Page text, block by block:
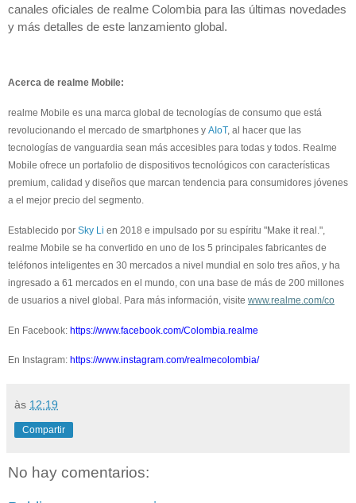
canales oficiales de realme Colombia para las últimas novedades
y más detalles de este lanzamiento global.
Acerca de realme Mobile:
realme Mobile es una marca global de tecnologías de consumo que está
revolucionando el mercado de smartphones y AIoT, al hacer que las
tecnologías de vanguardia sean más accesibles para todas y todos. Realme
Mobile ofrece un portafolio de dispositivos tecnológicos con características
premium, calidad y diseños que marcan tendencia para consumidores jóvenes
a el mejor precio del segmento.
Establecido por Sky Li en 2018 e impulsado por su espíritu "Make it real.",
realme Mobile se ha convertido en uno de los 5 principales fabricantes de
teléfonos inteligentes en 30 mercados a nivel mundial en solo tres años, y ha
ingresado a 61 mercados en el mundo, con una base de más de 200 millones
de usuarios a nivel global. Para más información, visite www.realme.com/co
En Facebook: https://www.facebook.com/Colombia.realme
En Instagram: https://www.instagram.com/realmecolombia/
às 12:19
Compartir
No hay comentarios: